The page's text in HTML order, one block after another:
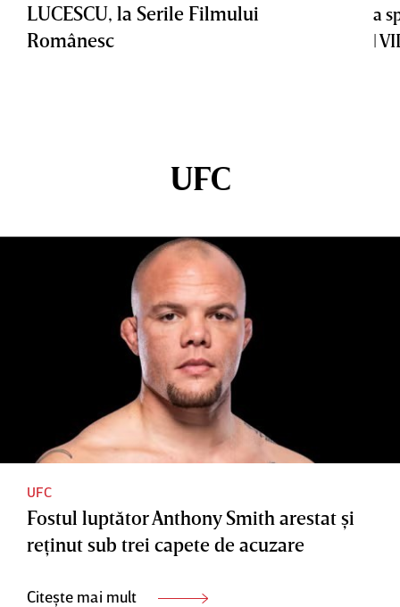
LUCESCU, la Serile Filmului
Românesc
a
|
UFC
UFC
Fostul luptător Anthony Smith arestat şi
reţinut sub trei capete de acuzare
Citește mai mult